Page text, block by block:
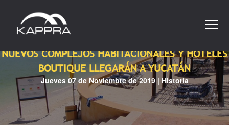
CONTACTO
NUEVOS COMPLEJOS HABITACIONALES Y HOTELES
BOUTIQUE LLEGARÁN A YUCATÁN
Jueves 07 de Noviembre de 2019 | Historia